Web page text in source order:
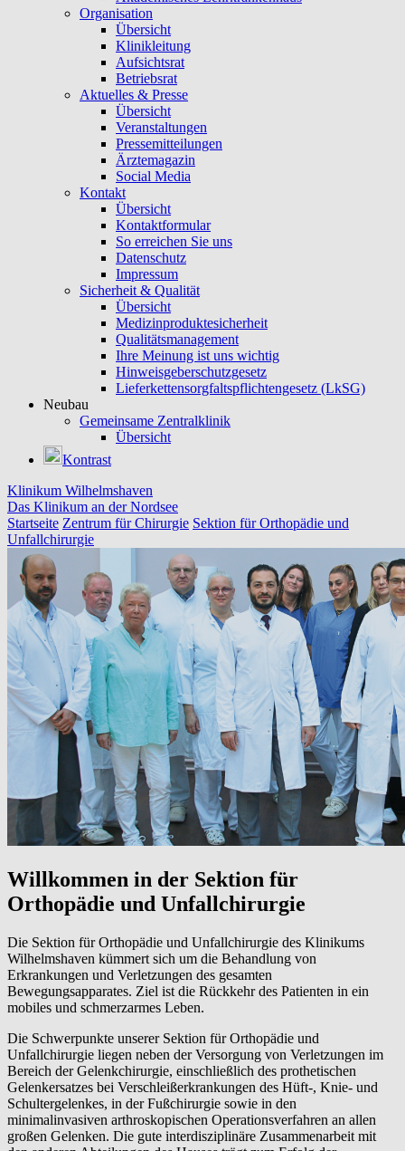
Organisation
Übersicht
Klinikleitung
Aufsichtsrat
Betriebsrat
Aktuelles & Presse
Übersicht
Veranstaltungen
Pressemitteilungen
Ärztemagazin
Social Media
Kontakt
Übersicht
Kontaktformular
So erreichen Sie uns
Datenschutz
Impressum
Sicherheit & Qualität
Übersicht
Medizinproduktesicherheit
Qualitätsmanagement
Ihre Meinung ist uns wichtig
Hinweisgeberschutzgesetz
Lieferkettensorgfaltspflichtengesetz (LkSG)
Neubau
Gemeinsame Zentralklinik
Übersicht
Kontrast
Klinikum Wilhelmshaven
Das Klinikum an der Nordsee
Startseite Zentrum für Chirurgie Sektion für Orthopädie und
Unfallchirurgie
Willkommen in der Sektion für
Orthopädie und Unfallchirurgie
Die Sektion für Orthopädie und Unfallchirurgie des Klinikums
Wilhelmshaven kümmert sich um die Behandlung von
Erkrankungen und Verletzungen des gesamten
Bewegungsapparates. Ziel ist die Rückkehr des Patienten in ein
mobiles und schmerzarmes Leben.
Die Schwerpunkte unserer Sektion für Orthopädie und
Unfallchirurgie liegen neben der Versorgung von Verletzungen im
Bereich der Gelenkchirurgie, einschließlich des prothetischen
Gelenkersatzes bei Verschleißerkrankungen des Hüft-, Knie- und
Schultergelenkes, in der Fußchirurgie sowie in den
minimalinvasiven arthroskopischen Operationsverfahren an allen
großen Gelenken. Die gute interdisziplinäre Zusammenarbeit mit